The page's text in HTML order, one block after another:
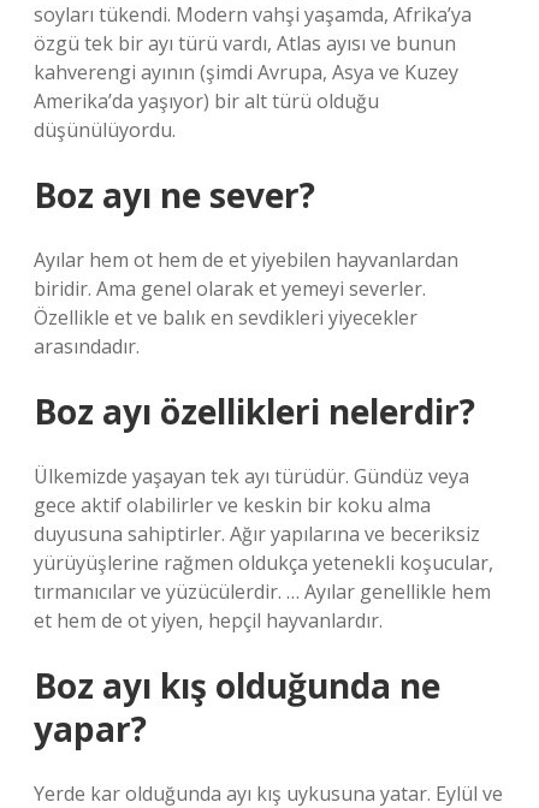
soyları tükendi. Modern vahşi yaşamda, Afrika’ya
özgü tek bir ayı türü vardı, Atlas ayısı ve bunun
kahverengi ayının (şimdi Avrupa, Asya ve Kuzey
Amerika’da yaşıyor) bir alt türü olduğu
düşünülüyordu.
Boz ayı ne sever?
Ayılar hem ot hem de et yiyebilen hayvanlardan
biridir. Ama genel olarak et yemeyi severler.
Özellikle et ve balık en sevdikleri yiyecekler
arasındadır.
Boz ayı özellikleri nelerdir?
Ülkemizde yaşayan tek ayı türüdür. Gündüz veya
gece aktif olabilirler ve keskin bir koku alma
duyusuna sahiptirler. Ağır yapılarına ve beceriksiz
yürüyüşlerine rağmen oldukça yetenekli koşucular,
tırmanıcılar ve yüzücülerdir. … Ayılar genellikle hem
et hem de ot yiyen, hepçil hayvanlardır.
Boz ayı kış olduğunda ne
yapar?
Yerde kar olduğunda ayı kış uykusuna yatar. Eylül ve